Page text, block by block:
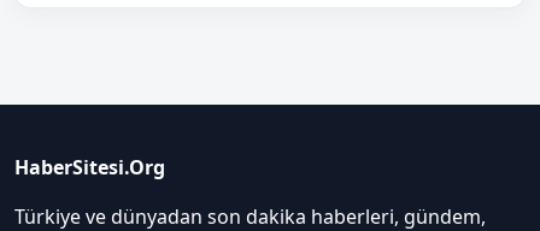
HaberSitesi.Org
Türkiye ve dünyadan son dakika haberleri, gündem,